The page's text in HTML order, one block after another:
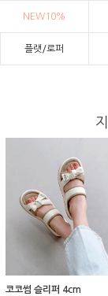
NEW10%
플랫/로퍼
코코썸 슬리퍼 4cm